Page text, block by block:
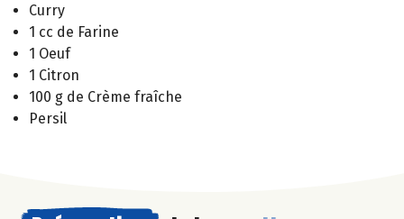
Curry
1 cc de Farine
1 Oeuf
1 Citron
100 g de Crème fraîche
Persil